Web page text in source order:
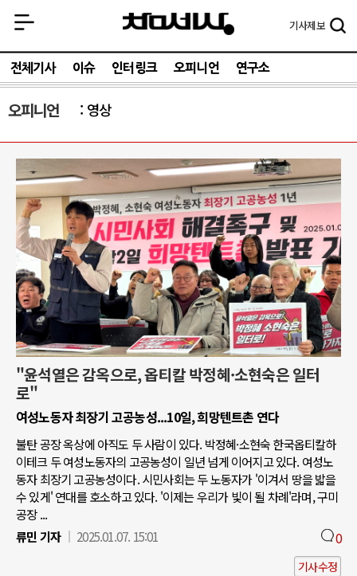
기사제보
전체기사 이슈 인터링크 오피니언 연구소
오피니언 영상
"윤석열은 감옥으로, 옵티칼 박정혜·소현숙은 일터
로"
여성노동자 최장기 고공농성...10일, 희망텐트촌 연다
불탄 공장 옥상에 아직도 두 사람이 있다. 박정혜·소현숙 한국옵티칼하
이테크 두 여성노동자의 고공농성이 일년 넘게 이어지고 있다. 여성노
동자 최장기 고공농성이다. 시민사회는 두 노동자가 '이겨서 땅을 밟을
수 있게' 연대를 호소하고 있다. '이제는 우리가 빛이 될 차례'라며, 구미
공장 ...
류민 기자
2025.01.07. 15:01 0
기사수정